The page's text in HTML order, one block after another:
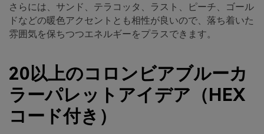
さらには、サンド、テラコッタ、ラスト、ピーチ、ゴール
ドなどの暖色アクセントとも相性が良いので、落ち着いた
雰囲気を保ちつつエネルギーをプラスできます。
20以上のコロンビアブルーカ
ラーパレットアイデア（HEX
コード付き）